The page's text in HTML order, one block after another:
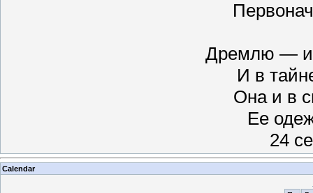
Дремлю — и
И в
Она и в
Ее
24
Calendar